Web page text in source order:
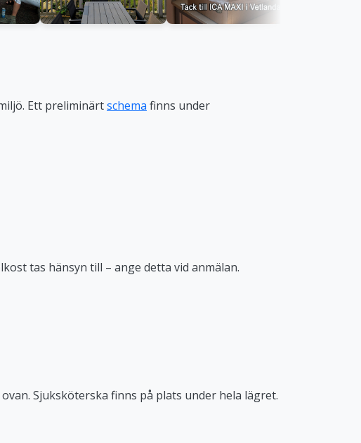
Ett preliminärtschema finns under
tas hänsyn till – ange detta vid anmälan.
Sjuksköterska finns på plats under hela lägret.